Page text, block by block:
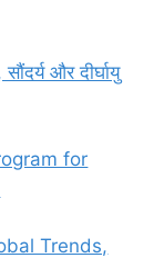
और दीर्घायु
for
Trends,